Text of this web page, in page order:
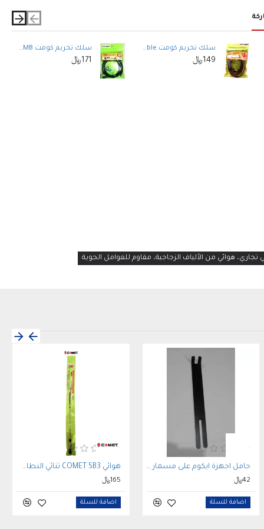
✅ أقصى قدرة تحمل: ٢٠٠ واط - يدعم إعدادات اتصالات
سلك تخريم كومت COMET F545M Coaxial Cable
149﷼
سلك تخريم كومت COMET- 3D6MB
171﷼
حامل اجهزة ايكوم على مسمار المرتبة
42﷼
اضافة للسلة
هوائي COMET SB3 ثنائي النطاق VHF/UHF للسيارات
165﷼
اضافة للسلة